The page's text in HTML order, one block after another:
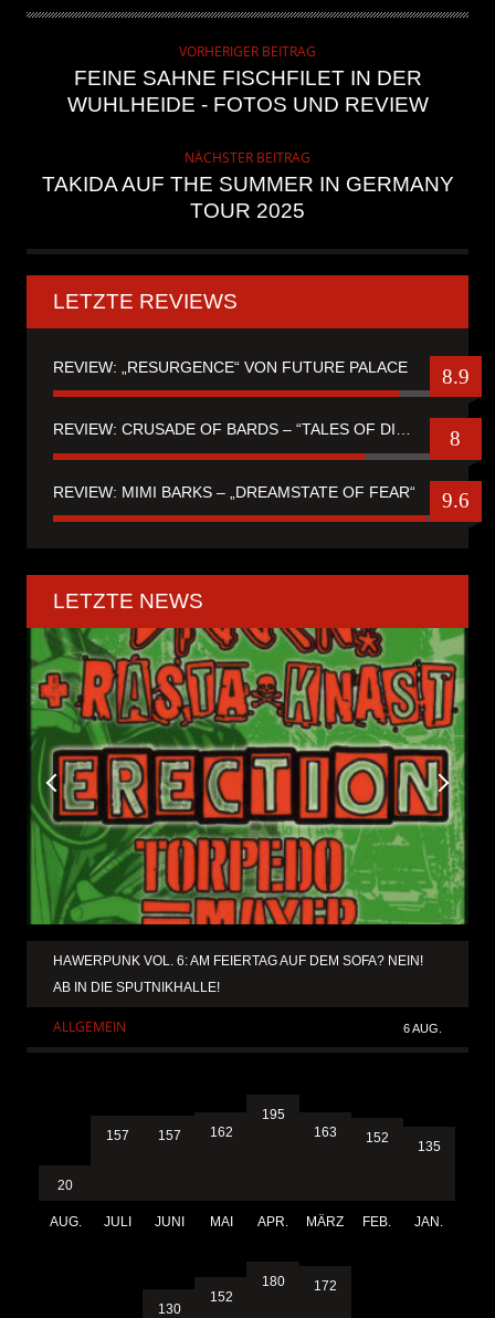
VORHERIGER BEITRAG
FEINE SAHNE FISCHFILET IN DER
WUHLHEIDE - FOTOS UND REVIEW
NÄCHSTER BEITRAG
TAKIDA AUF THE SUMMER IN GERMANY
TOUR 2025
LETZTE REVIEWS
REVIEW: „RESURGENCE“ VON FUTURE PALACE 8.9
REVIEW: CRUSADE OF BARDS – “TALES OF DISTANT WORLDS“ 8
REVIEW: MIMI BARKS – „DREAMSTATE OF FEAR“ 9.6
LETZTE NEWS
HAWERPUNK VOL. 6: AM FEIERTAG AUF DEM SOFA? NEIN!
AB IN DIE SPUTNIKHALLE!
ALLGEMEIN 6 AUG.
20
AUG.
157
JULI
157
JUNI
162
MAI
195
APR.
163
MÄRZ
152
FEB.
135
JAN.
130
152
180 172